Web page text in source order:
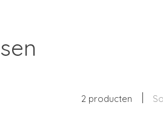
2 producten